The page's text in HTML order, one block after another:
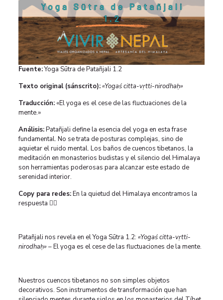
Fuente:Yoga Sūtra de Patañjali 1.2
Texto original (sánscrito):«Yogaś citta-vṛtti-nirodhaḥ»
Traducción:«El yoga es el cese de las fluctuaciones de la
mente.»
Análisis:Patañjali define la esencia del yoga en esta frase
fundamental. No se trata de posturas complejas, sino de
aquietar el ruido mental. Los baños de cuencos tibetanos, la
meditación en monasterios budistas y el silencio del Himalaya
son herramientas poderosas para alcanzar este estado de
serenidad interior.
Copy para redes:En la quietud del Himalaya encontramos la
respuesta 🧘‍♀️
Patañjali nos revela en el Yoga Sūtra 1.2: «Yogaś citta-vṛtti-
nirodhaḥ» – El yoga es el cese de las fluctuaciones de la mente.
Nuestros cuencos tibetanos no son simples objetos
decorativos. Son instrumentos de transformación que han